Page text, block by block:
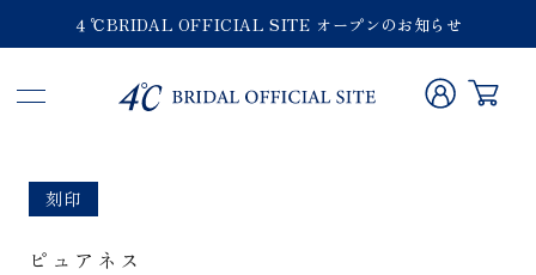
４℃BRIDAL OFFICIAL SITE オープンのお知らせ
刻印
ピュアネス